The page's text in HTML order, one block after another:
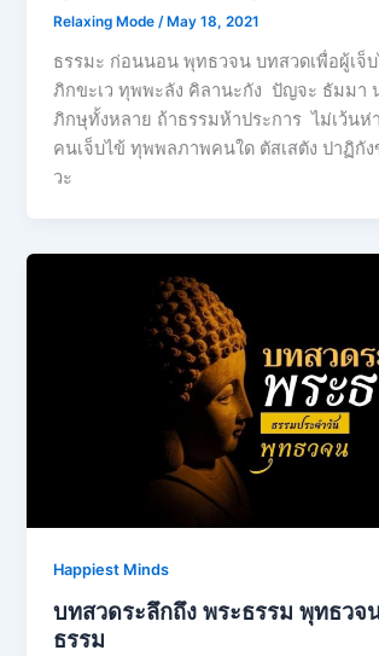
Relaxing Mode/ May 18, 2021
ธรรมะ ก่อนนอน พุทธวจน บทสวดเพื่อผู้เจ็
ภิกขะเว ทุพพะลัง คิลานะกัง ปัญจะ ธัมมา
ภิกษุทั้งหลาย ถ้าธรรมห้าประการ ไม่เว้นห่
คนเจ็บไข้ ทุพพลภาพคนใด ตัสเสตัง ปาฏิกัง
วะ
Happiest Minds
บทสวดระลึกถึง พระธรรม พุทธวจ
ธรรม